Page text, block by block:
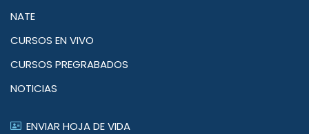
NATE
CURSOS EN VIVO
CURSOS PREGRABADOS
NOTICIAS
ENVIAR HOJA DE VIDA